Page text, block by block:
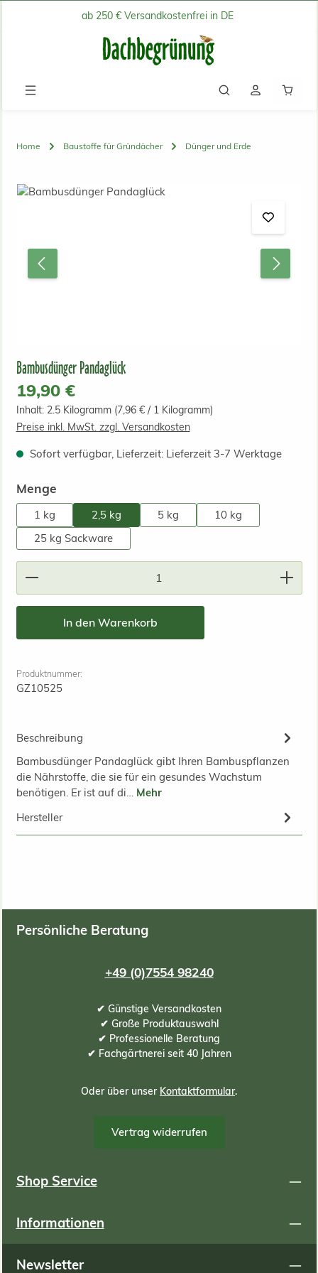
Zum Hauptinhalt springenab 250 € Versandkostenfrei in DE
Home Baustoffe für Gründächer Dünger und Erde
Bildergalerie überspringen
Bambusdünger Pandaglück
Regulärer Preis:
19,90 €
Inhalt: 2.5 Kilogramm (7,96 € / 1 Kilogramm)
Preise inkl. MwSt. zzgl. Versandkosten
Sofort verfügbar, Lieferzeit: Lieferzeit 3-7 Werktage
Mengeauswählen
1 kg 2,5 kg 5 kg
10 kg
25 kg Sackware
Produkt Anzahl: Gib den gewünschten Wert ein
In den Warenkorb
Produktnummer:
GZ10525
Beschreibung
Bambusdünger Pandaglück gibt Ihren Bambuspflanzen
die Nährstoffe, die sie für ein gesundes Wachstum
benötigen. Er ist auf di… Mehr
Hersteller
Persönliche Beratung
+49 (0)7554 98240
✔ Günstige Versandkosten
✔ Große Produktauswahl
✔ Professionelle Beratung
✔ Fachgärtnerei seit 40 Jahren
Oder über unser Kontaktformular.
Vertrag widerrufen
Shop Service
Informationen
Newsletter